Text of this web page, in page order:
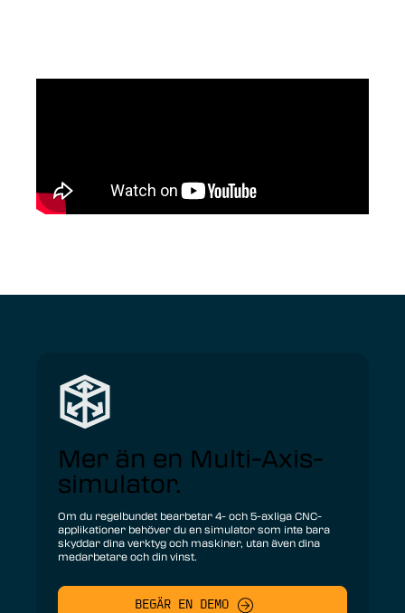
Mer än en Multi-Axis-
simulator.
Om du regelbundet bearbetar 4- och 5-axliga CNC-
applikationer behöver du en simulator som inte bara
skyddar dina verktyg och maskiner, utan även dina
medarbetare och din vinst.
BEGÄR EN DEMO